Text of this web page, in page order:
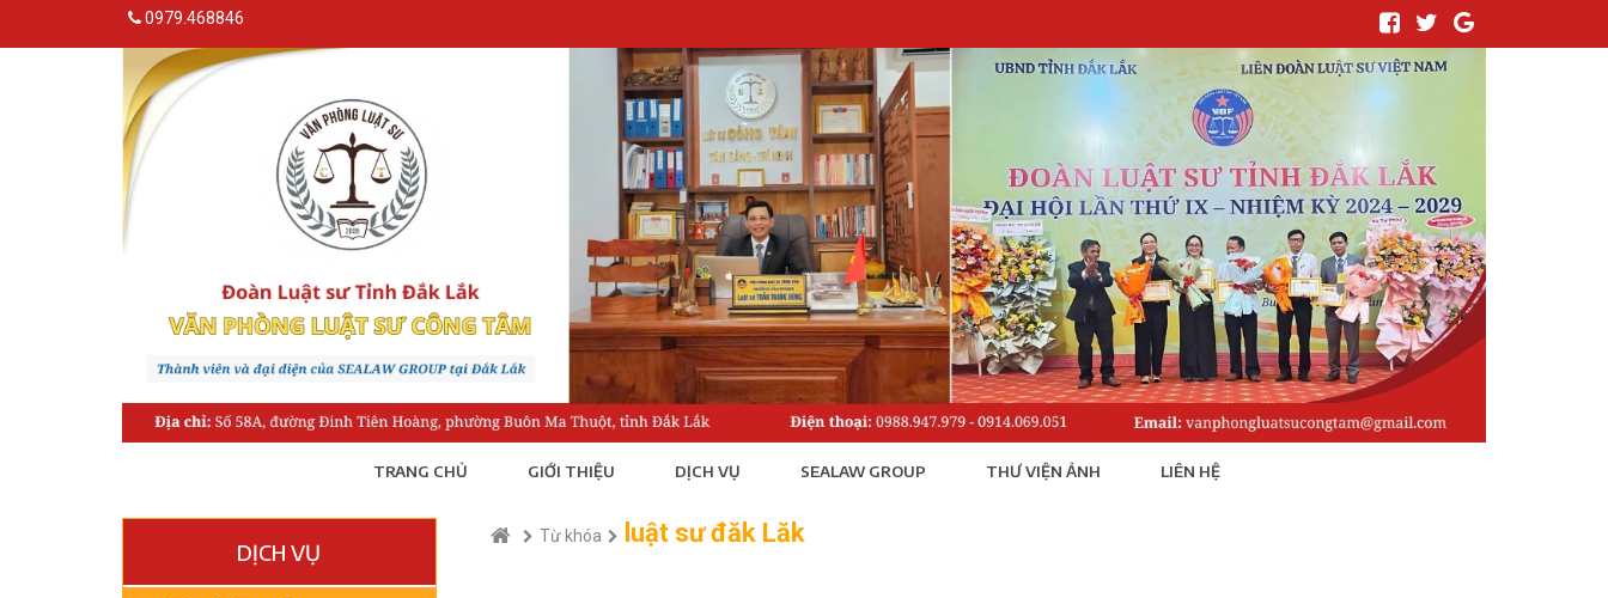
0979.468846
TRANG CHỦ GIỚI THIỆU DỊCH VỤ SEALAW GROUP THƯ VIỆN ẢNH LIÊN HỆ
DỊCH VỤ
Từ khóa luật sư đăk Lăk